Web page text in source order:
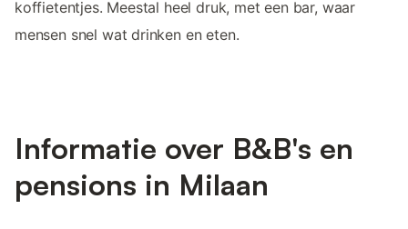
koffietentjes. Meestal heel druk, met een bar, waar
mensen snel wat drinken en eten.
Informatie over B&B's en
pensions in Milaan